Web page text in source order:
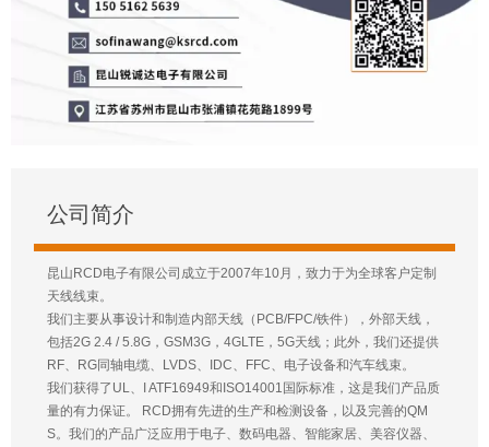
公司简介
昆山RCD电子有限公司成立于2007年10月，致力于为全球客户定制
天线线束。
我们主要从事设计和制造内部天线（PCB/FPC/铁件），外部天线，
包括2G 2.4 / 5.8G，GSM3G，4GLTE，5G天线；此外，我们还提供
RF、RG同轴电缆、LVDS、IDC、FFC、电子设备和汽车线束。
我们获得了UL、I ATF16949和ISO14001国际标准，这是我们产品质
量的有力保证。 RCD拥有先进的生产和检测设备，以及完善的QM
S。我们的产品广泛应用于电子、数码电器、智能家居、美容仪器、